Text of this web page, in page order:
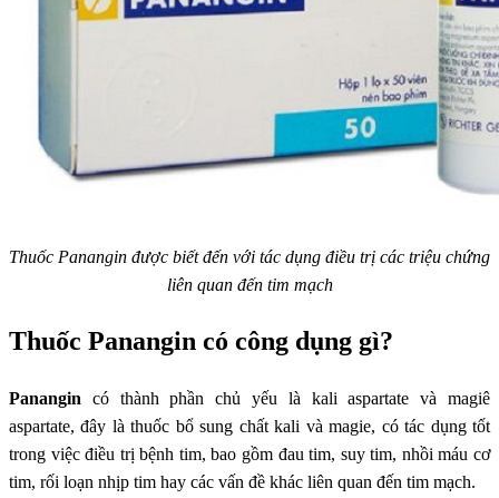
Thuốc Panangin được biết đến với tác dụng điều trị các triệu chứng
liên quan đến tim mạch
Thuốc Panangin có công dụng gì?
Panangin có thành phần chủ yếu là kali aspartate và magiê
aspartate, đây là thuốc bổ sung chất kali và magie, có tác dụng tốt
trong việc điều trị bệnh tim, bao gồm đau tim, suy tim, nhồi máu cơ
tim, rối loạn nhịp tim hay các vấn đề khác liên quan đến tim mạch.